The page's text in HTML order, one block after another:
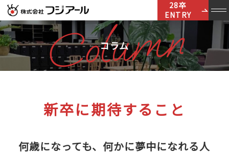
28卒
ENTRY
コラム
Column
新卒に期待すること
何歳になっても、何かに夢中になれる人